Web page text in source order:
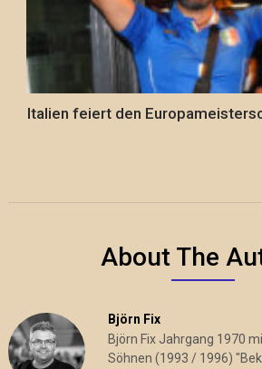
Italien feiert den
About The
Björn Fix
Björn Fix Jahrgang 1970
Söhnen (1993 / 1996)